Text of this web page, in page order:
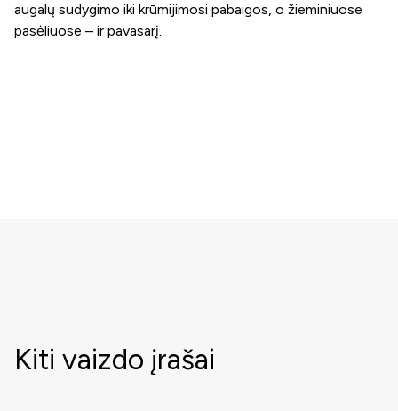
augalų sudygimo iki krūmijimosi pabaigos, o žieminiuose
pasėliuose – ir pavasarį.
Kiti vaizdo įrašai